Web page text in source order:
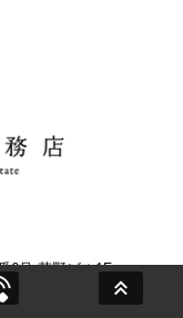
6号 草野ビル1F